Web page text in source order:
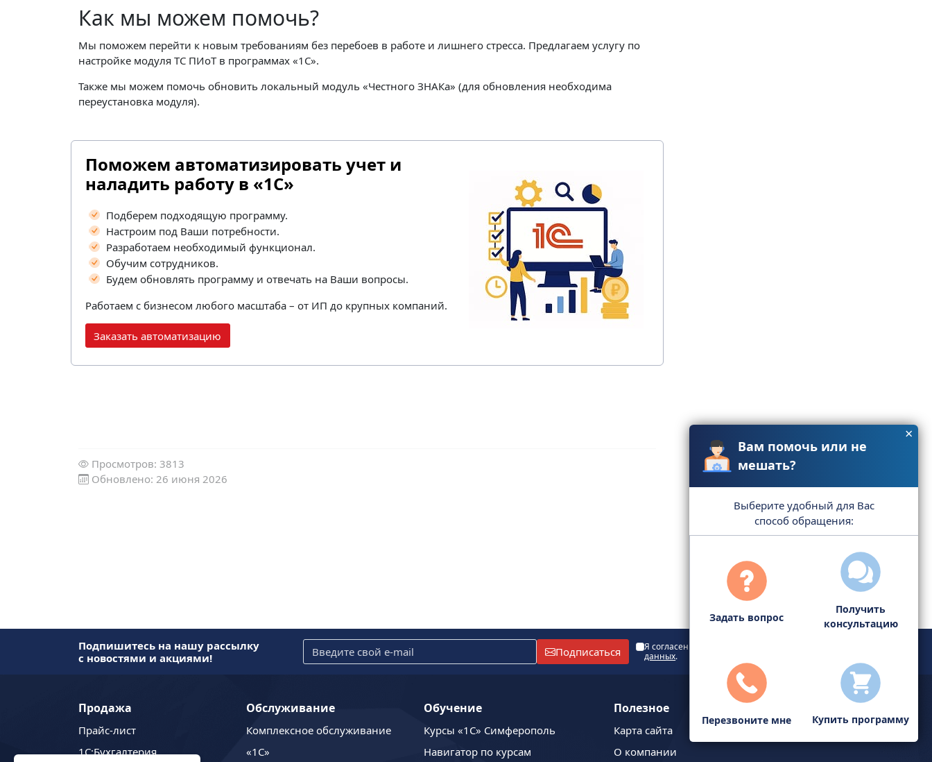
Как мы можем помочь?
Мы поможем перейти к новым требованиям без перебоев в работе и лишнего стресса. Предлагаем услугу по
настройке модуля ТС ПИоТ в программах «1С».
Также мы можем помочь обновить локальный модуль «Честного ЗНАКа» (для обновления необходима
переустановка модуля).
Поможем автоматизировать учет и
наладить работу в «1С»
Подберем подходящую программу.
Настроим под Ваши потребности.
Разработаем необходимый функционал.
Обучим сотрудников.
Будем обновлять программу и отвечать на Ваши вопросы.
Работаем с бизнесом любого масштаба – от ИП до крупных компаний.
Заказать автоматизацию
Просмотров: 3813
Обновлено: 26 июня 2026
Подпишитесь на нашу рассылку
с новостями и акциями!
Подписаться Я согласен с
данных.
Продажа
Прайс-лист
1C:Бухгалтерия
Обслуживание
Комплексное обслуживание
«1С»
Обучение
Курсы «1С» Симферополь
Навигатор по курсам
Полезное
Карта сайта
О компании
×
Вам помочь или не
мешать?
Выберите удобный для Вас
способ обращения:
Задать вопрос
Получить
консультацию
Перезвоните мне Купить программу